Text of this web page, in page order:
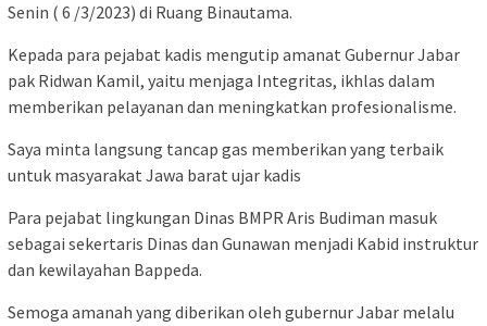
Senin ( 6 /3/2023) di Ruang Binautama.
Kepada para pejabat kadis mengutip amanat Gubernur Jabar
pak Ridwan Kamil, yaitu menjaga Integritas, ikhlas dalam
memberikan pelayanan dan meningkatkan profesionalisme.
Saya minta langsung tancap gas memberikan yang terbaik
untuk masyarakat Jawa barat ujar kadis
Para pejabat lingkungan Dinas BMPR Aris Budiman masuk
sebagai sekertaris Dinas dan Gunawan menjadi Kabid instruktur
dan kewilayahan Bappeda.
Semoga amanah yang diberikan oleh gubernur Jabar melalu